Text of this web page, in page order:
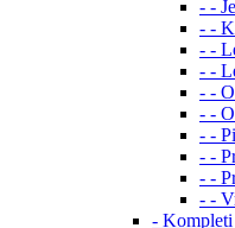
- -
- -
- -
- -
- -
- -
- -
- -
- -
- -
- Kompleti